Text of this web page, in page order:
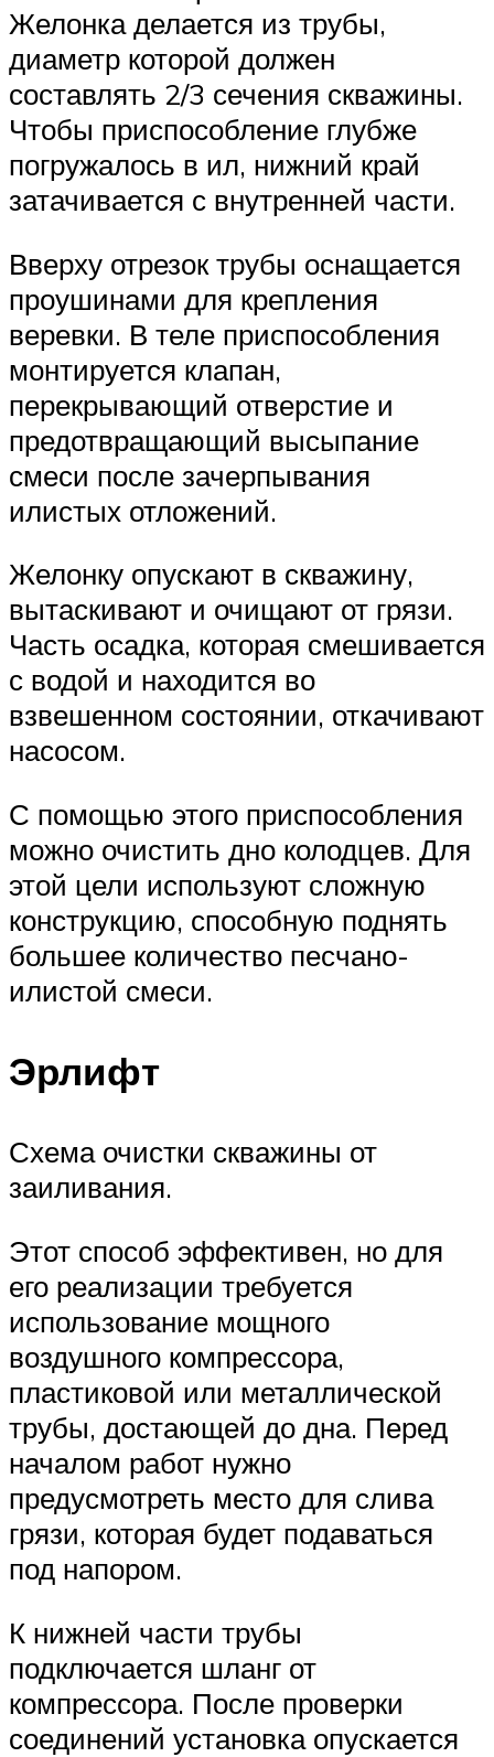
Желонка делается из трубы,
диаметр которой должен
составлять 2/3 сечения скважины.
Чтобы приспособление глубже
погружалось в ил, нижний край
затачивается с внутренней части.
Вверху отрезок трубы оснащается
проушинами для крепления
веревки. В теле приспособления
монтируется клапан,
перекрывающий отверстие и
предотвращающий высыпание
смеси после зачерпывания
илистых отложений.
Желонку опускают в скважину,
вытаскивают и очищают от грязи.
Часть осадка, которая смешивается
с водой и находится во
взвешенном состоянии, откачивают
насосом.
С помощью этого приспособления
можно очистить дно колодцев. Для
этой цели используют сложную
конструкцию, способную поднять
большее количество песчано-
илистой смеси.
Эрлифт
Схема очистки скважины от
заиливания.
Этот способ эффективен, но для
его реализации требуется
использование мощного
воздушного компрессора,
пластиковой или металлической
трубы, достающей до дна. Перед
началом работ нужно
предусмотреть место для слива
грязи, которая будет подаваться
под напором.
К нижней части трубы
подключается шланг от
компрессора. После проверки
соединений установка опускается